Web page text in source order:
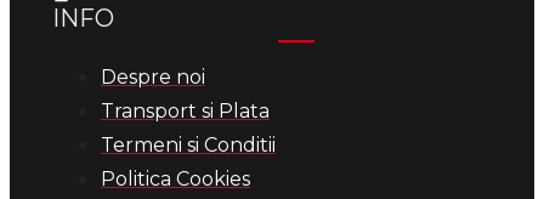
INFO
Despre noi
Transport si Plata
Termeni si Conditii
Politica Cookies